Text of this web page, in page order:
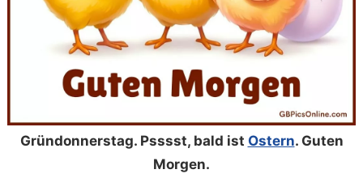
Gründonnerstag. Psssst, bald ist Ostern. Guten
Morgen.